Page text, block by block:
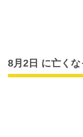
8月2日 に亡く